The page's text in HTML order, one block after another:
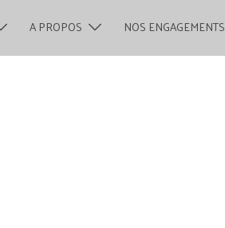
A PROPOS NOS ENGAGEMENTS